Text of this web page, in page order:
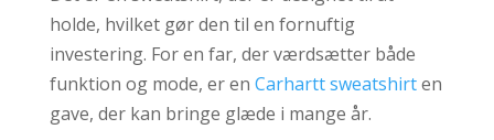
holde, hvilket gør den til en fornuftig
investering. For en far, der værdsætter både
funktion og mode, er en Carhartt sweatshirten
gave, der kan bringe glæde i mange år.